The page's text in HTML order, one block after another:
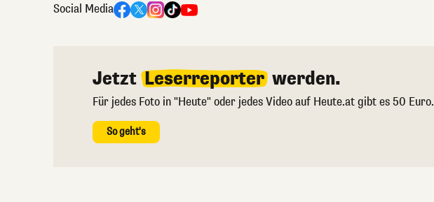
Social Media
Jetzt Leserreporter werden.
Für jedes Foto in "Heute" oder jedes Video auf Heute.at gibt es 50 Euro.
So geht's